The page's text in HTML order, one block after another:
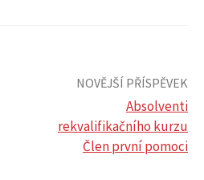
NOVĚJŠÍ PŘÍSPĚVEK
Absolventi
rekvalifikačního kurzu
Člen první pomoci